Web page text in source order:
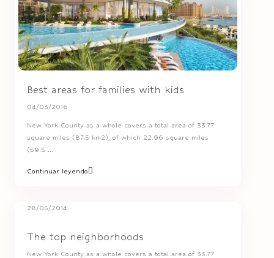
Best areas for families with kids
04/03/2016
New York County as a whole covers a total area of 33.77
square miles (87.5 km2), of which 22.96 square miles
(59.5
Continuar leyendo
The top neighborhoods
28/05/2014
New York County as a whole covers a total area of 33.77